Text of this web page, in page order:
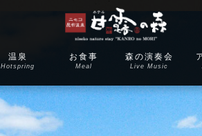
温泉
Hotspring
お食事
Meal
森の演奏会
Live Music